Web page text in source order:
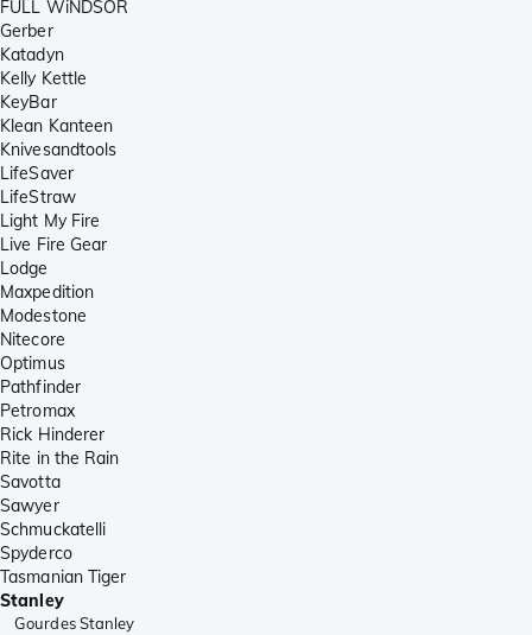
FULL WiNDSOR
Gerber
Katadyn
Kelly Kettle
KeyBar
Klean Kanteen
Knivesandtools
LifeSaver
LifeStraw
Light My Fire
Live Fire Gear
Lodge
Maxpedition
Modestone
Nitecore
Optimus
Pathfinder
Petromax
Rick Hinderer
Rite in the Rain
Savotta
Sawyer
Schmuckatelli
Spyderco
Tasmanian Tiger
Stanley
Gourdes Stanley